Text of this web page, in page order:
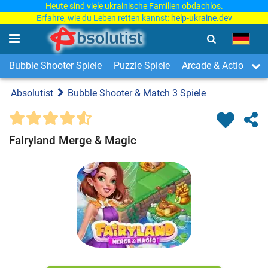
Heute sind viele ukrainische Familien obdachlos.
Erfahre, wie du Leben retten kannst: help-ukraine.dev
Bubble Shooter Spiele Puzzle Spiele Arcade & Action
Absolutist Bubble Shooter & Match 3 Spiele
Fairyland Merge & Magic